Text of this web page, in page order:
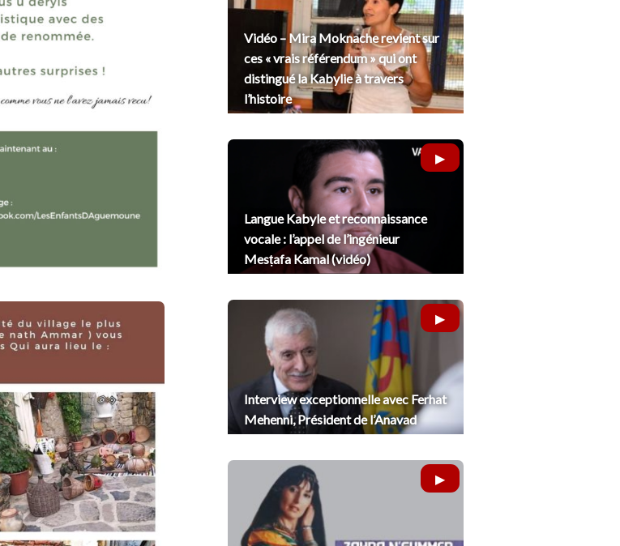
Vidéo – Mira Moknache revient sur
ces « vrais référendum » qui ont
distingué la Kabylie à travers
l’histoire
Langue Kabyle et reconnaissance
vocale : l’appel de l’ingénieur
Mesṭafa Kamal (vidéo)
Interview exceptionnelle avec Ferhat
Mehenni, Président de l’Anavad